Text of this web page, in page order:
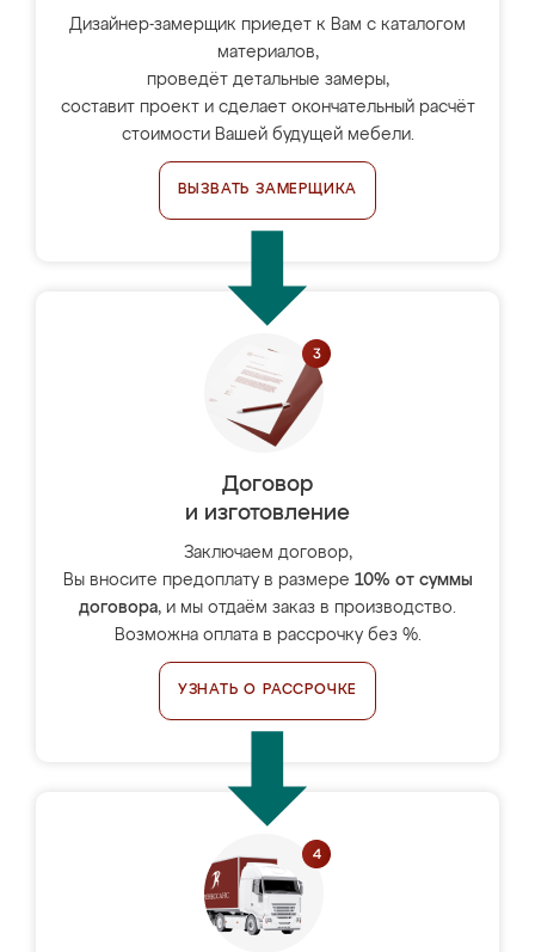
Дизайнер-замерщик приедет к Вам с каталогом
материалов,
проведёт детальные замеры,
составит проект и сделает окончательный расчёт
стоимости Вашей будущей мебели.
ВЫЗВАТЬ ЗАМЕРЩИКА
Договор
и изготовление
Заключаем договор,
Вы вносите предоплату в размере 10% от суммы
договора, и мы отдаём заказ в производство.
Возможна оплата в рассрочку без %.
УЗНАТЬ О РАССРОЧКЕ